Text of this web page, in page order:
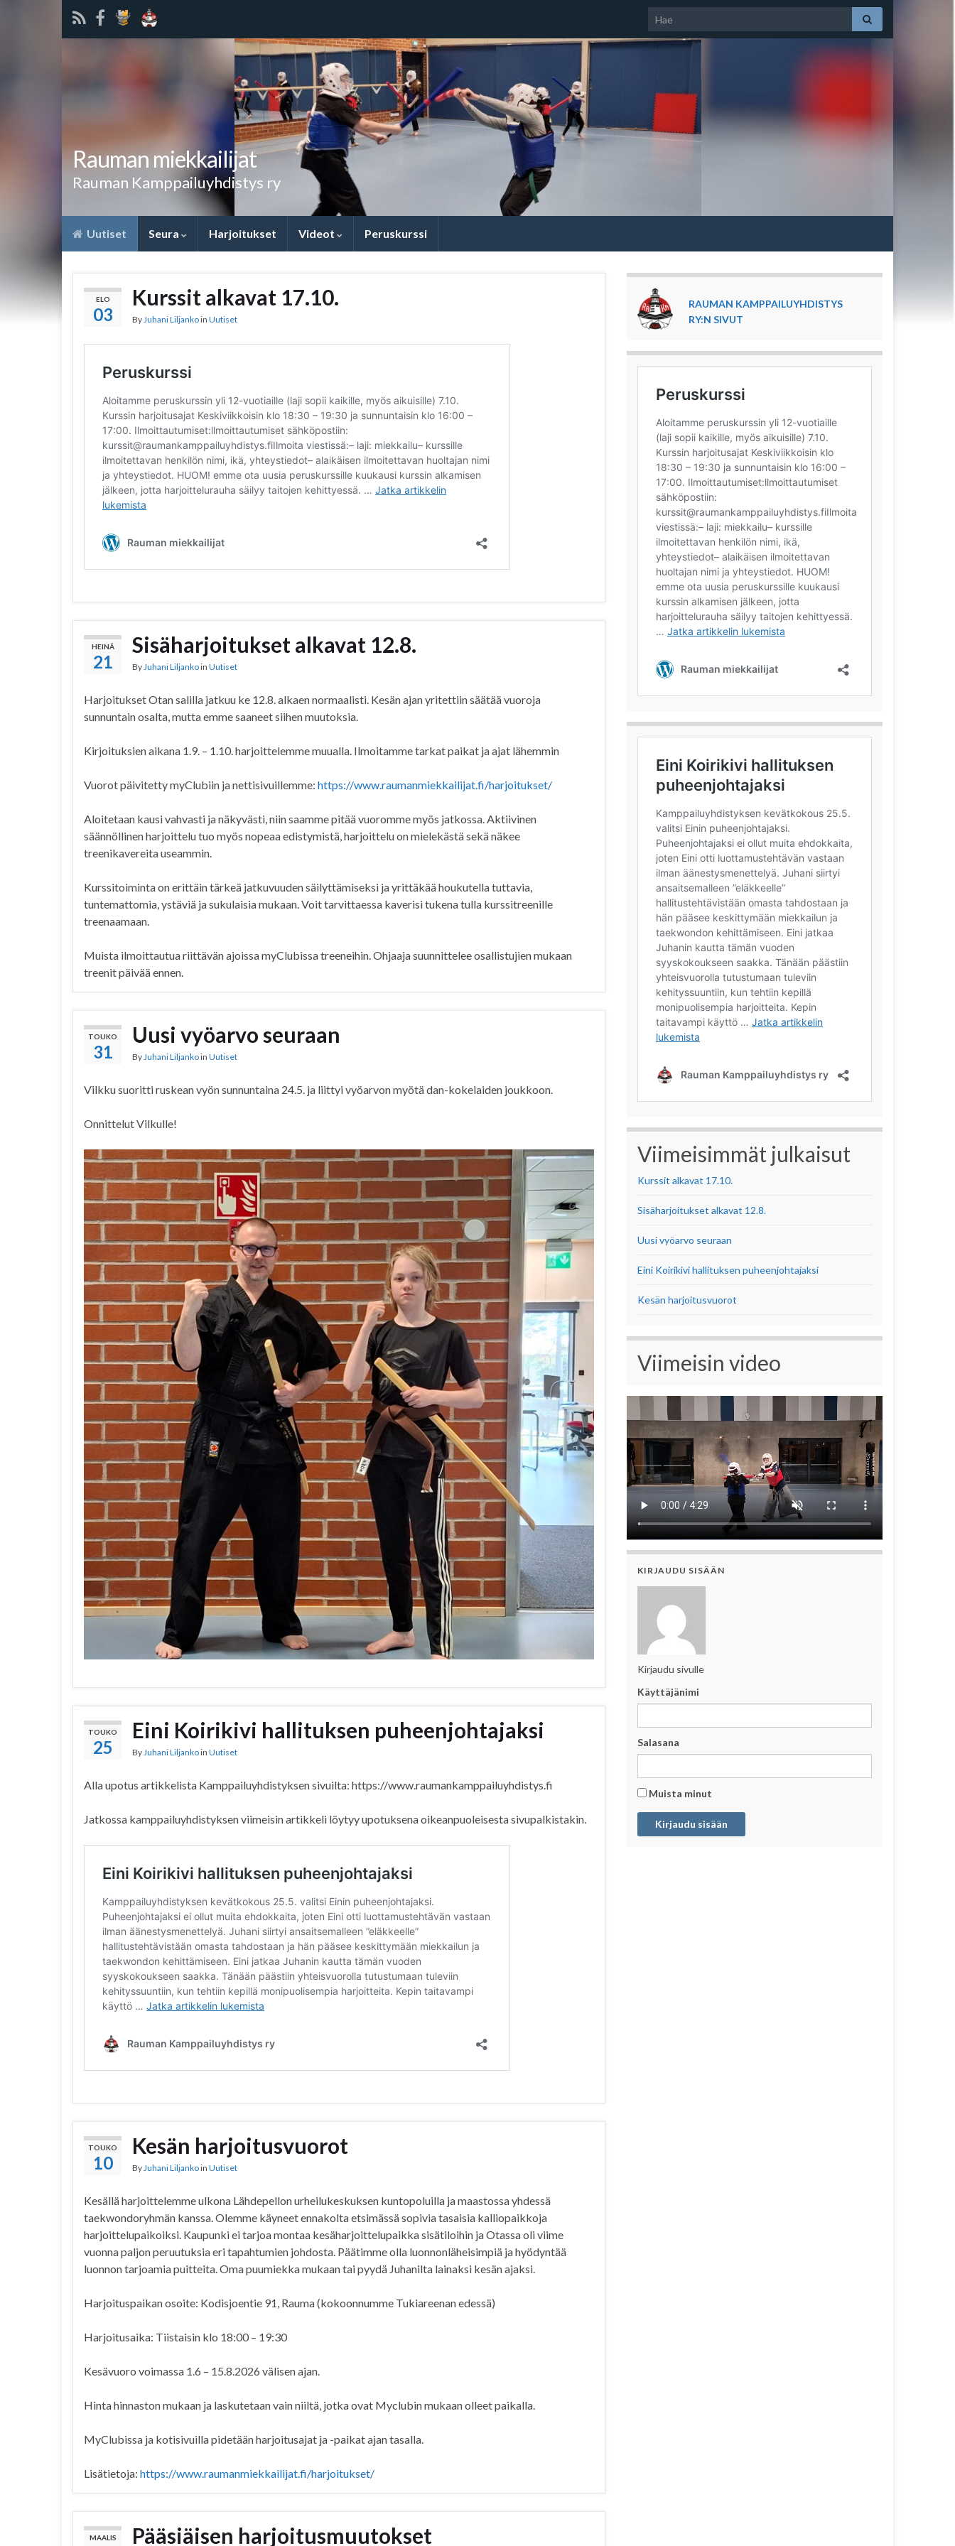
Search for:
Rauman miekkailijat
Rauman Kamppailuyhdistys ry
Uutiset Seura Harjoitukset Videot Peruskurssi
ELO
03
Kurssit alkavat 17.10.
ByJuhani Liljankoin Uutiset
HEINÄ
21
Sisäharjoitukset alkavat 12.8.
ByJuhani Liljankoin Uutiset
Harjoitukset Otan salilla jatkuu ke 12.8. alkaen normaalisti. Kesän ajan yritettiin säätää vuoroja
sunnuntain osalta, mutta emme saaneet siihen muutoksia.
Kirjoituksien aikana 1.9. – 1.10. harjoittelemme muualla. Ilmoitamme tarkat paikat ja ajat lähemmin
Vuorot päivitetty myClubiin ja nettisivuillemme: https://www.raumanmiekkailijat.fi/harjoitukset/
Aloitetaan kausi vahvasti ja näkyvästi, niin saamme pitää vuoromme myös jatkossa. Aktiivinen
säännöllinen harjoittelu tuo myös nopeaa edistymistä, harjoittelu on mielekästä sekä näkee
treenikavereita useammin.
Kurssitoiminta on erittäin tärkeä jatkuvuuden säilyttämiseksi ja yrittäkää houkutella tuttavia,
tuntemattomia, ystäviä ja sukulaisia mukaan. Voit tarvittaessa kaverisi tukena tulla kurssitreenille
treenaamaan.
Muista ilmoittautua riittävän ajoissa myClubissa treeneihin. Ohjaaja suunnittelee osallistujien mukaan
treenit päivää ennen.
TOUKO
31
Uusi vyöarvo seuraan
ByJuhani Liljankoin Uutiset
Vilkku suoritti ruskean vyön sunnuntaina 24.5. ja liittyi vyöarvon myötä dan-kokelaiden joukkoon.
Onnittelut Vilkulle!
TOUKO
25
Eini Koirikivi hallituksen puheenjohtajaksi
ByJuhani Liljankoin Uutiset
Alla upotus artikkelista Kamppailuyhdistyksen sivuilta: https://www.raumankamppailuyhdistys.fi
Jatkossa kamppailuyhdistyksen viimeisin artikkeli löytyy upotuksena oikeanpuoleisesta sivupalkistakin.
TOUKO
10
Kesän harjoitusvuorot
ByJuhani Liljankoin Uutiset
Kesällä harjoittelemme ulkona Lähdepellon urheilukeskuksen kuntopoluilla ja maastossa yhdessä
taekwondoryhmän kanssa. Olemme käyneet ennakolta etsimässä sopivia tasaisia kalliopaikkoja
harjoittelupaikoiksi. Kaupunki ei tarjoa montaa kesäharjoittelupaikka sisätiloihin ja Otassa oli viime
vuonna paljon peruutuksia eri tapahtumien johdosta. Päätimme olla luonnonläheisimpiä ja hyödyntää
luonnon tarjoamia puitteita. Oma puumiekka mukaan tai pyydä Juhanilta lainaksi kesän ajaksi.
Harjoituspaikan osoite: Kodisjoentie 91, Rauma (kokoonnumme Tukiareenan edessä)
Harjoitusaika: Tiistaisin klo 18:00 – 19:30
Kesävuoro voimassa 1.6 – 15.8.2026 välisen ajan.
Hinta hinnaston mukaan ja laskutetaan vain niiltä, jotka ovat Myclubin mukaan olleet paikalla.
MyClubissa ja kotisivuilla pidetään harjoitusajat ja -paikat ajan tasalla.
Lisätietoja: https://www.raumanmiekkailijat.fi/harjoitukset/
MAALIS Pääsiäisen harjoitusmuutokset
RAUMAN KAMPPAILUYHDISTYS
RY:N SIVUT
Viimeisimmät julkaisut
Kurssit alkavat 17.10.
Sisäharjoitukset alkavat 12.8.
Uusi vyöarvo seuraan
Eini Koirikivi hallituksen puheenjohtajaksi
Kesän harjoitusvuorot
Viimeisin video
KIRJAUDU SISÄÄN
Kirjaudu sivulle
Käyttäjänimi
Salasana
Muista minut